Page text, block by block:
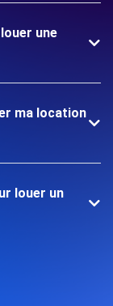
une
ma location
louer un